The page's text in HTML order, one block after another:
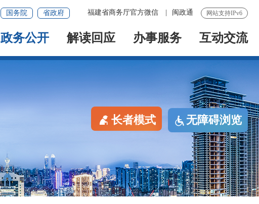
网站支持IPv6
福建省商务厅官方微信 闽政通
国务院 省政府
政务公开 解读回应 办事服务 互动交流
长者模式 无障碍浏览